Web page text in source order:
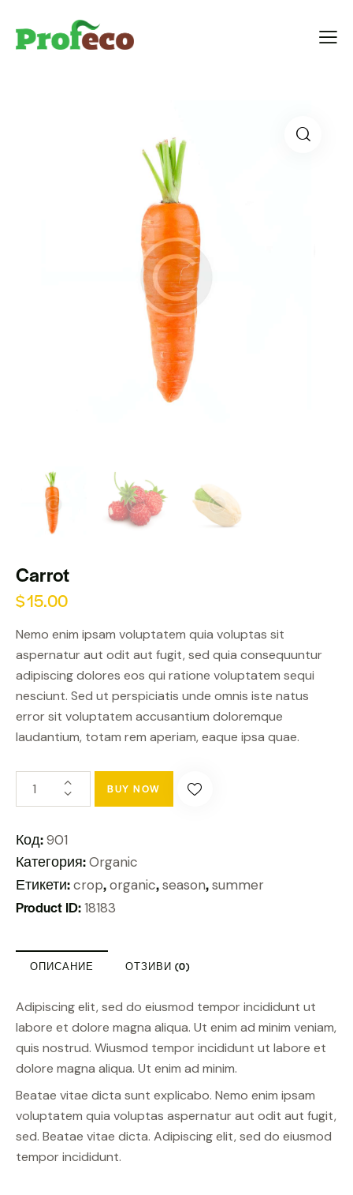
Carrot
$15.00
Nemo enim ipsam voluptatem quia voluptas sit
aspernatur aut odit aut fugit, sed quia consequuntur
adipiscing dolores eos qui ratione voluptatem sequi
nesciunt. Sed ut perspiciatis unde omnis iste natus
error sit voluptatem accusantium doloremque
laudantium, totam rem aperiam, eaque ipsa quae.
BUY NOW
Код:901
Категория:Organic
Етикети:crop,organic,season,summer
Product ID:18183
ОПИСАНИЕ ОТЗИВИ (0)
Adipiscing elit, sed do eiusmod tempor incididunt ut
labore et dolore magna aliqua. Ut enim ad minim veniam,
quis nostrud. Wiusmod tempor incididunt ut labore et
dolore magna aliqua. Ut enim ad minim.
Beatae vitae dicta sunt explicabo. Nemo enim ipsam
voluptatem quia voluptas aspernatur aut odit aut fugit,
sed. Beatae vitae dicta. Adipiscing elit, sed do eiusmod
tempor incididunt.